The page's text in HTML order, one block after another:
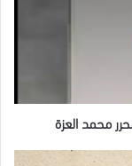
محمد العزة